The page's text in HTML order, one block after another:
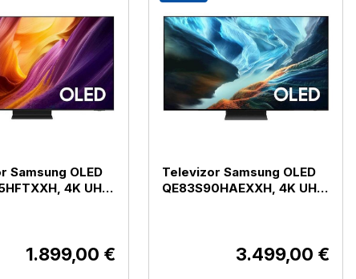
Samsung OLED
4K UHD,
1.899,00 €
Televizor Samsung OLED
QE83S90HAEXXH, 4K UHD,
3.499,00 €